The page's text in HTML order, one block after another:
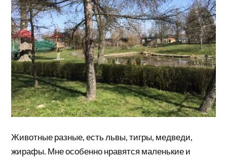
Животные разные, есть львы, тигры, медведи,
жирафы. Мне особенно нравятся маленькие и